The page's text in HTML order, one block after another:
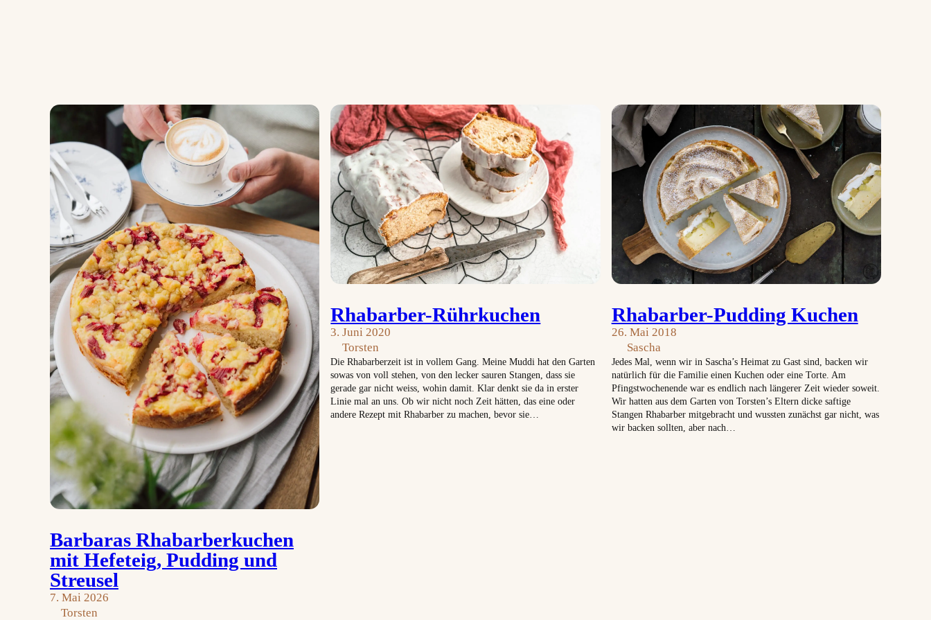
Barbaras Rhabarberkuchen
mit Hefeteig, Pudding und
Streusel
7. Mai 2026
Torsten
Rhabarber-Rührkuchen
3. Juni 2020
Torsten
Die Rhabarberzeit ist in vollem Gang. Meine Muddi hat den Garten
sowas von voll stehen, von den lecker sauren Stangen, dass sie
gerade gar nicht weiss, wohin damit. Klar denkt sie da in erster
Linie mal an uns. Ob wir nicht noch Zeit hätten, das eine oder
andere Rezept mit Rhabarber zu machen, bevor sie…
Rhabarber-Pudding Kuchen
26. Mai 2018
Sascha
Jedes Mal, wenn wir in Sascha’s Heimat zu Gast sind, backen wir
natürlich für die Familie einen Kuchen oder eine Torte. Am
Pfingstwochenende war es endlich nach längerer Zeit wieder soweit.
Wir hatten aus dem Garten von Torsten’s Eltern dicke saftige
Stangen Rhabarber mitgebracht und wussten zunächst gar nicht, was
wir backen sollten, aber nach…